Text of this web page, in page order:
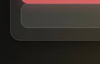
deltart.
L'objectif était de